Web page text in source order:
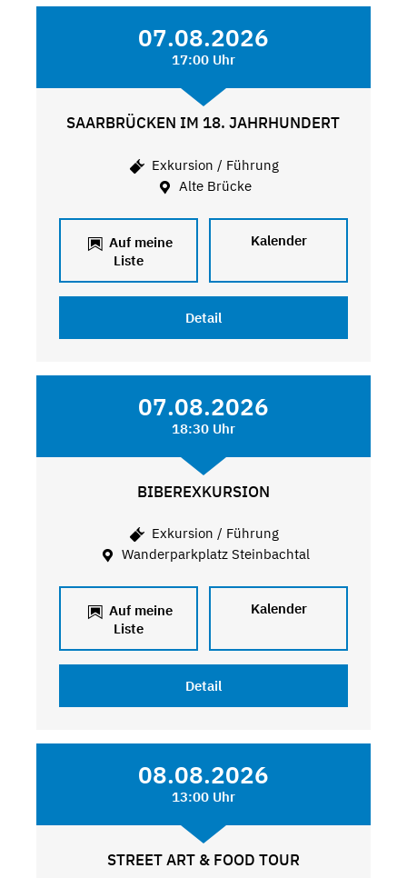
07.08.2026
17:00 Uhr
SAARBRÜCKEN IM 18. JAHRHUNDERT
Exkursion / Führung
Alte Brücke
Auf meine
Liste
Kalender
Detail
07.08.2026
18:30 Uhr
BIBEREXKURSION
Exkursion / Führung
Wanderparkplatz Steinbachtal
Auf meine
Liste
Kalender
Detail
08.08.2026
13:00 Uhr
STREET ART & FOOD TOUR